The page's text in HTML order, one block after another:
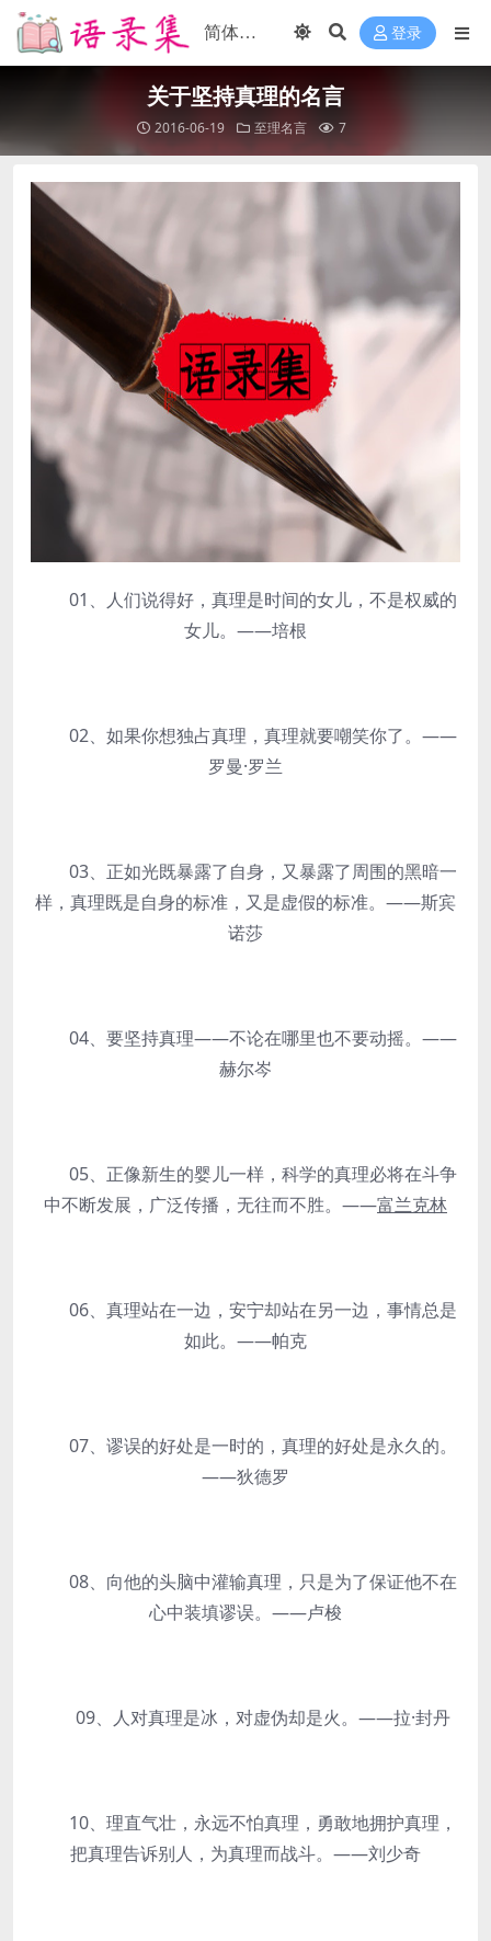
登录
关于坚持真理的名言
2016-06-19 至理名言 7
01、人们说得好，真理是时间的女儿，不是权威的
女儿。——培根
02、如果你想独占真理，真理就要嘲笑你了。——
罗曼·罗兰
03、正如光既暴露了自身，又暴露了周围的黑暗一
样，真理既是自身的标准，又是虚假的标准。——斯宾
诺莎
04、要坚持真理——不论在哪里也不要动摇。——
赫尔岑
05、正像新生的婴儿一样，科学的真理必将在斗争
中不断发展，广泛传播，无往而不胜。——富兰克林
06、真理站在一边，安宁却站在另一边，事情总是
如此。——帕克
07、谬误的好处是一时的，真理的好处是永久的。
——狄德罗
08、向他的头脑中灌输真理，只是为了保证他不在
心中装填谬误。——卢梭
09、人对真理是冰，对虚伪却是火。——拉·封丹
10、理直气壮，永远不怕真理，勇敢地拥护真理，
把真理告诉别人，为真理而战斗。——刘少奇